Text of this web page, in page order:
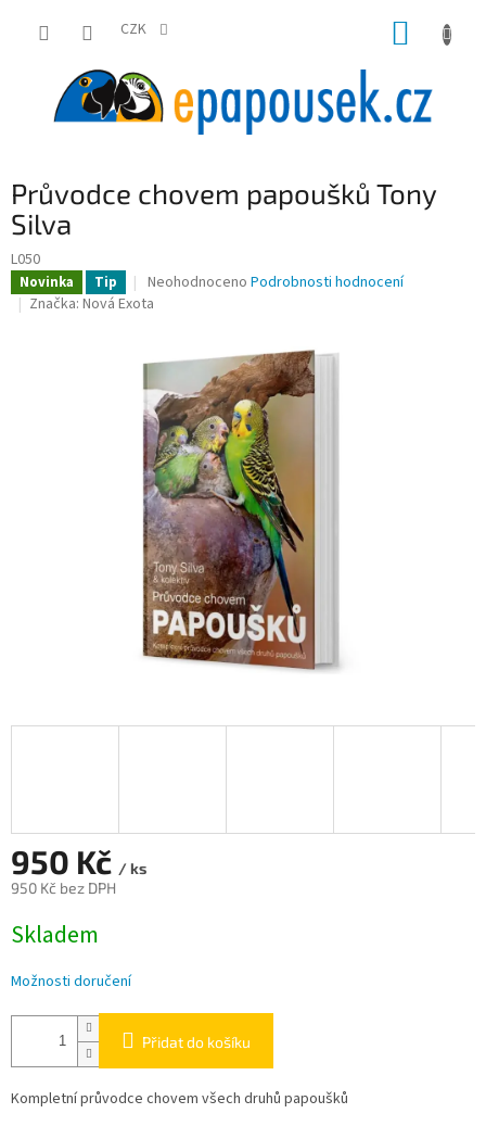
CZK
Průvodce chovem papoušků Tony
Silva
L050
Novinka Tip
Průměrné
hodnocení
0,0
z
5
hvězdiček.
Neohodnoceno Podrobnosti hodnocení
Značka: Nová Exota
950 Kč / ks
950 Kč bez DPH
cena:
Skladem
Možnosti doručení
Přidat do košíku
Kompletní průvodce chovem všech druhů papoušků